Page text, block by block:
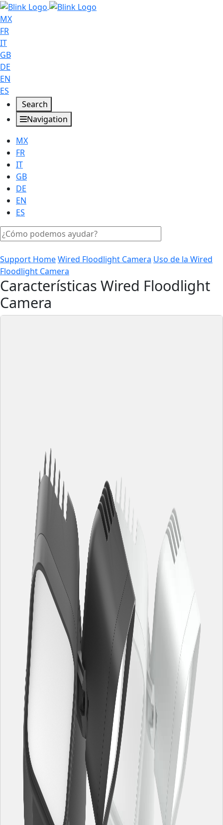
MX
FR
IT
GB
DE
EN
ES
Search
Navigation
MX
FR
IT
GB
DE
EN
ES
Support HomeWired Floodlight Camera Uso de la Wired
Floodlight Camera
Características Wired Floodlight
Camera